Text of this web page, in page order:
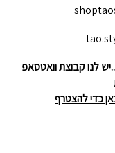
לנו קבוצת וואטסאפ
כדי להצטרף